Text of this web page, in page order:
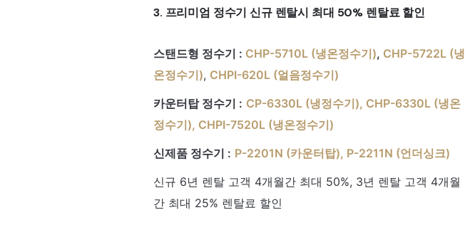
3. 프리미엄 정수기 신규 렌탈시 최대 50% 렌탈료 할인
스탠드형 정수기 : CHP-5710L (냉온정수기), CHP-5722L (냉
온정수기), CHPI-620L (얼음정수기)
카운터탑 정수기 : CP-6330L (냉정수기), CHP-6330L (냉온
정수기), CHPI-7520L (냉온정수기)
신제품 정수기 : P-2201N (카운터탑), P-2211N (언더싱크)
신규 6년 렌탈 고객 4개월간 최대 50%, 3년 렌탈 고객 4개월
간 최대 25% 렌탈료 할인